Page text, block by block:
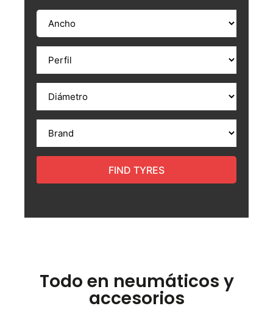
FIND TYRES
Todo en neumáticos y
accesorios